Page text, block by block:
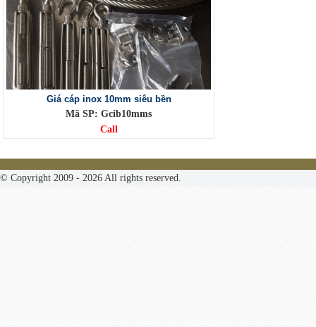
Giá cáp inox 10mm siêu bền
Mã SP: Gcib10mms
Call
© Copyright 2009 - 2026 All rights reserved.